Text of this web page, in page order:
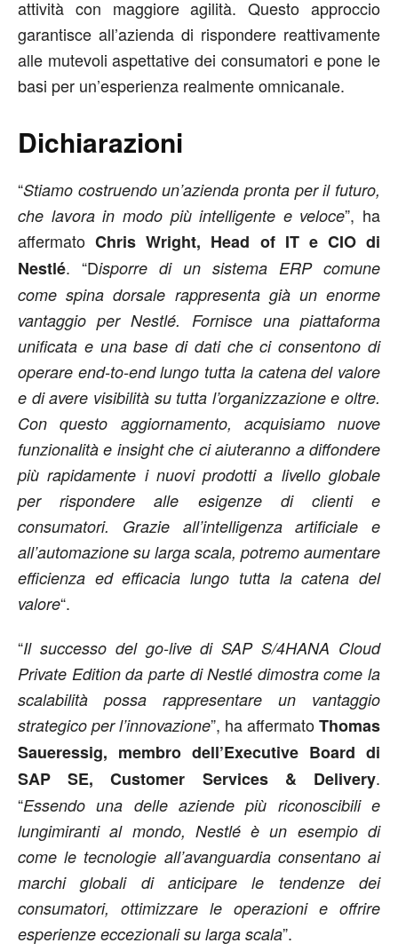
attività con maggiore agilità. Questo approccio
garantisce all’azienda di rispondere reattivamente
alle mutevoli aspettative dei consumatori e pone le
basi per un’esperienza realmente omnicanale.
Dichiarazioni
“Stiamo costruendo un’azienda pronta per il futuro,
che lavora in modo più intelligente e veloce”, ha
affermatoChris Wright, Head of IT e CIO di
Nestlé. “Disporre di un sistema ERP comune
come spina dorsale rappresenta già un enorme
vantaggio per Nestlé. Fornisce una piattaforma
unificata e una base di dati che ci consentono di
operare end-to-end lungo tutta la catena del valore
e di avere visibilità su tutta l’organizzazione e oltre.
Con questo aggiornamento, acquisiamo nuove
funzionalità e insight che ci aiuteranno a diffondere
più rapidamente i nuovi prodotti a livello globale
per rispondere alle esigenze di clienti e
consumatori. Grazie all’intelligenza artificiale e
all’automazione su larga scala, potremo aumentare
efficienza ed efficacia lungo tutta la catena del
valore“.
“Il successo del go-live di SAP S/4HANA Cloud
Private Edition da parte di Nestlé dimostra come la
scalabilità possa rappresentare un vantaggio
strategico per l’innovazione”, ha affermatoThomas
Saueressig, membro dell’Executive Board di
SAP SE, Customer Services & Delivery.
“Essendo una delle aziende più riconoscibili e
lungimiranti al mondo, Nestlé è un esempio di
come le tecnologie all’avanguardia consentano ai
marchi globali di anticipare le tendenze dei
consumatori, ottimizzare le operazioni e offrire
esperienze eccezionali su larga scala”.